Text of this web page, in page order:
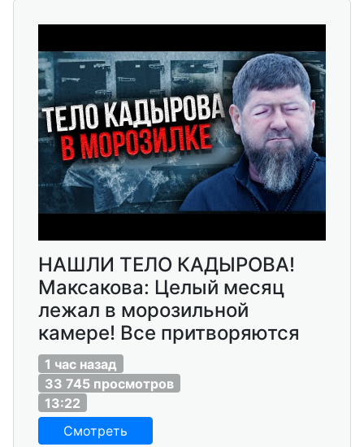
НАШЛИ ТЕЛО КАДЫРОВА!
Максакова: Целый месяц
лежал в морозильной
камере! Все притворяются
1 час назад
33 745 просмотров
13:22
Смотреть